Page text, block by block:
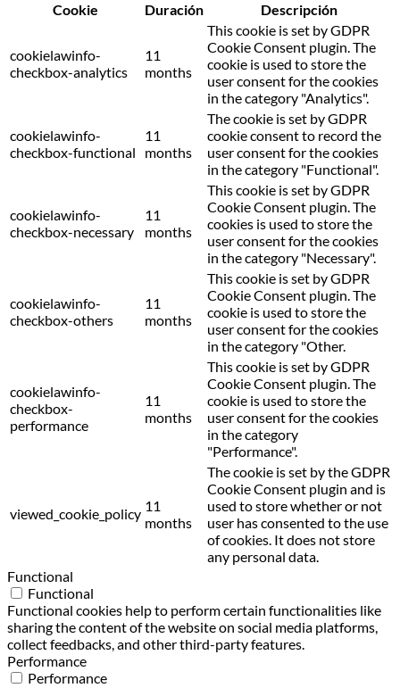
Cookie
Duración Descripción
cookielawinfo-
checkbox-analytics
11
months
This cookie is set by GDPR
Cookie Consent plugin. The
cookie is used to store the
user consent for the cookies
in the category "Analytics".
cookielawinfo-
checkbox-functional
11
months
The cookie is set by GDPR
cookie consent to record the
user consent for the cookies
in the category "Functional".
cookielawinfo-
checkbox-necessary
11
months
This cookie is set by GDPR
Cookie Consent plugin. The
cookies is used to store the
user consent for the cookies
in the category "Necessary".
cookielawinfo-
checkbox-others
11
months
This cookie is set by GDPR
Cookie Consent plugin. The
cookie is used to store the
user consent for the cookies
in the category "Other.
cookielawinfo-
checkbox-
performance
11
months
This cookie is set by GDPR
Cookie Consent plugin. The
cookie is used to store the
user consent for the cookies
in the category
"Performance".
viewed_cookie_policy 11
months
The cookie is set by the GDPR
Cookie Consent plugin and is
used to store whether or not
user has consented to the use
of cookies. It does not store
any personal data.
Functional
Functional
Functional cookies help to perform certain functionalities like
sharing the content of the website on social media platforms,
collect feedbacks, and other third-party features.
Performance
Performance